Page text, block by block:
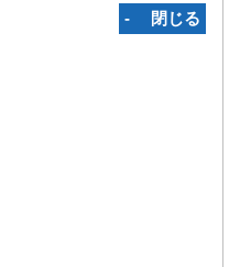
‐ 閉じる